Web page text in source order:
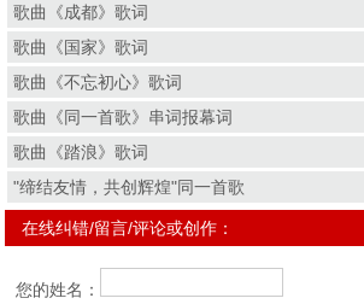
歌曲《成都》歌词
歌曲《国家》歌词
歌曲《不忘初心》歌词
歌曲《同一首歌》串词报幕词
歌曲《踏浪》歌词
"缔结友情，共创辉煌"同一首歌
在线纠错/留言/评论或创作：
您的姓名：